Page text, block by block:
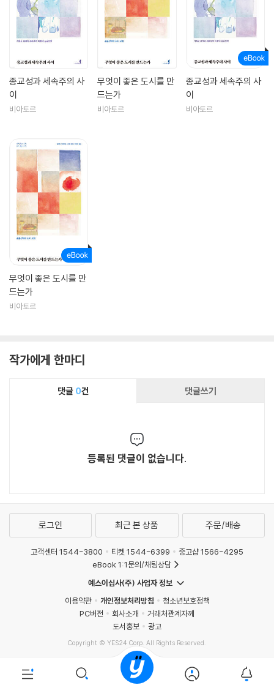
종교성과 세속주의 사
이
비아토르
무엇이 좋은 도시를 만
드는가
비아토르
종교성과 세속주의 사
이
비아토르
무엇이 좋은 도시를 만
드는가
비아토르
작가에게 한마디
댓글 0건 댓글쓰기
등록된 댓글이 없습니다.
로그인 최근 본 상품 주문/배송
고객센터 1544-3800 티켓 1544-6399
중고샵 1566-4295
eBook 1:1문의/채팅상담
예스이십사(주) 사업자 정보
이용약관
개인정보처리방침
청소년보호정책
PC버전
회사소개
거래처관계자께
도서홍보
광고
Copyright © YES24 Corp. All Rights Reserved.